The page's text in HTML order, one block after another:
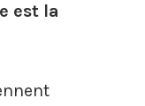
est la